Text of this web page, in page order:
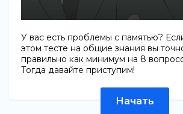
У вас есть проблемы с памятью?
этом тесте на общие знания вы
правильно как минимум на 8
Тогда давайте приступим!
Начать